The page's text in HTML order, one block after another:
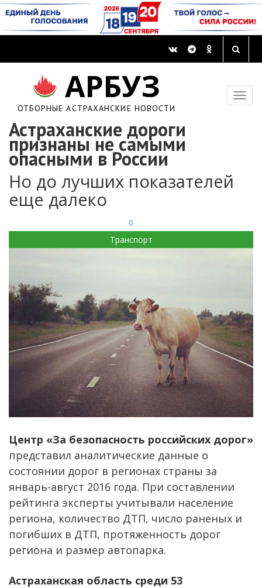
АРБУЗ
ОТБОРНЫЕ АСТРАХАНСКИЕ НОВОСТИ
Астраханские дороги
признаны не самыми
опасными в России
Но до лучших показателей
еще далеко
0
Транспорт
Центр «За безопасность российских дорог»
представил аналитические данные о
состоянии дорог в регионах страны за
январь-август 2016 года. При составлении
рейтинга эксперты учитывали население
региона, количество ДТП, число раненых и
погибших в ДТП, протяженность дорог
региона и размер автопарка.
Астраханская область среди 53